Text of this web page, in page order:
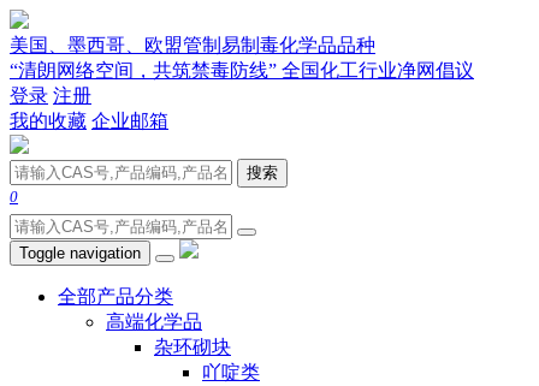
美国、墨西哥、欧盟管制易制毒化学品品种
“清朗网络空间，共筑禁毒防线” 全国化工行业净网倡议
登录 注册
我的收藏 企业邮箱
搜索
0
Toggle navigation
全部产品分类
高端化学品
杂环砌块
吖啶类